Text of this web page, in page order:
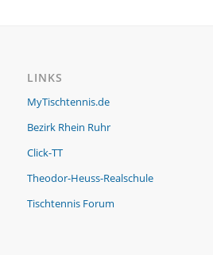
LINKS
MyTischtennis.de
Bezirk Rhein Ruhr
Click-TT
Theodor-Heuss-Realschule
Tischtennis Forum